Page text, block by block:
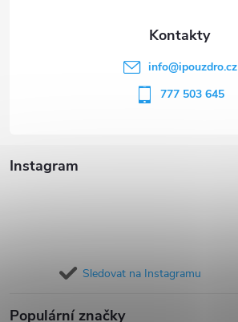
Instagram
Sledovat na Instagramu
Populární značky
info@ipouzdro.cz
777 503 645